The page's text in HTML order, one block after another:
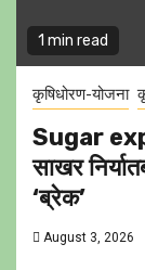
1 min read
कृषिधोरण-योजना
Sugar
साखर
‘ब्रेक’
August 3, 2026